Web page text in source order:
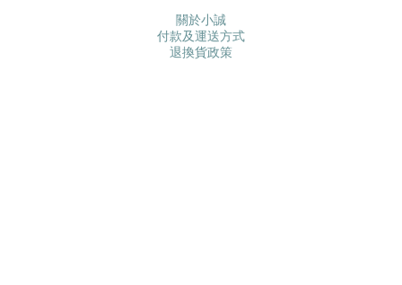
關於小誠
付款及運送方式
退換貨政策